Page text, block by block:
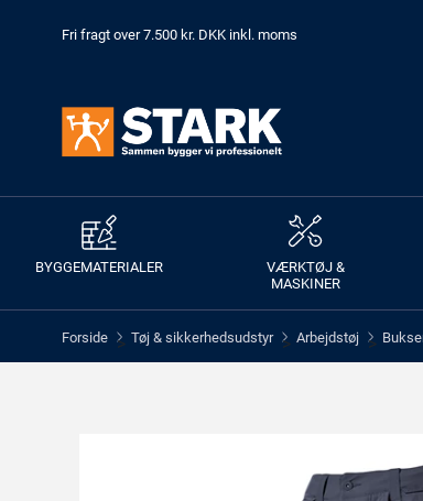
Fri fragt over 7.500 kr. DKK inkl. moms
BYGGEMATERIALER
VÆRKTØJ &
MASKINER
Forside > Tøj & sikkerhedsudstyr > Arbejdstøj >